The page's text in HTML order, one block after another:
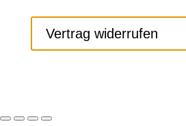
Vertrag widerrufen